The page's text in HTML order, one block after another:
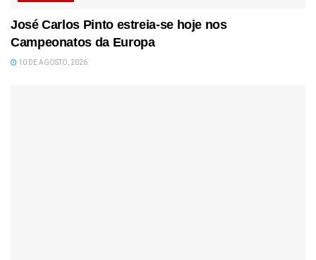
José Carlos Pinto estreia-se hoje nos
Campeonatos da Europa
10 DE AGOSTO, 2026